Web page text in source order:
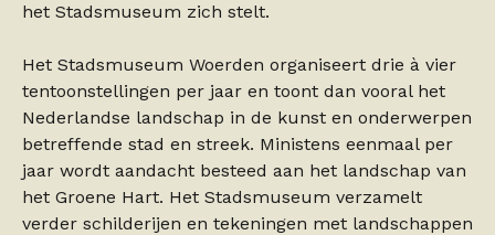
het Stadsmuseum zich stelt.
Het Stadsmuseum Woerden organiseert drie à vier
tentoonstellingen per jaar en toont dan vooral het
Nederlandse landschap in de kunst en onderwerpen
betreffende stad en streek. Ministens eenmaal per
jaar wordt aandacht besteed aan het landschap van
het Groene Hart. Het Stadsmuseum verzamelt
verder schilderijen en tekeningen met landschappen